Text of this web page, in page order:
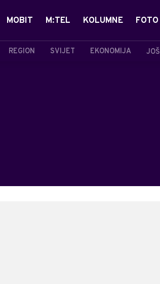
REGION SVIJET EKONOMIJA JOŠ
MOBIT M:TEL KOLUMNE FOTO